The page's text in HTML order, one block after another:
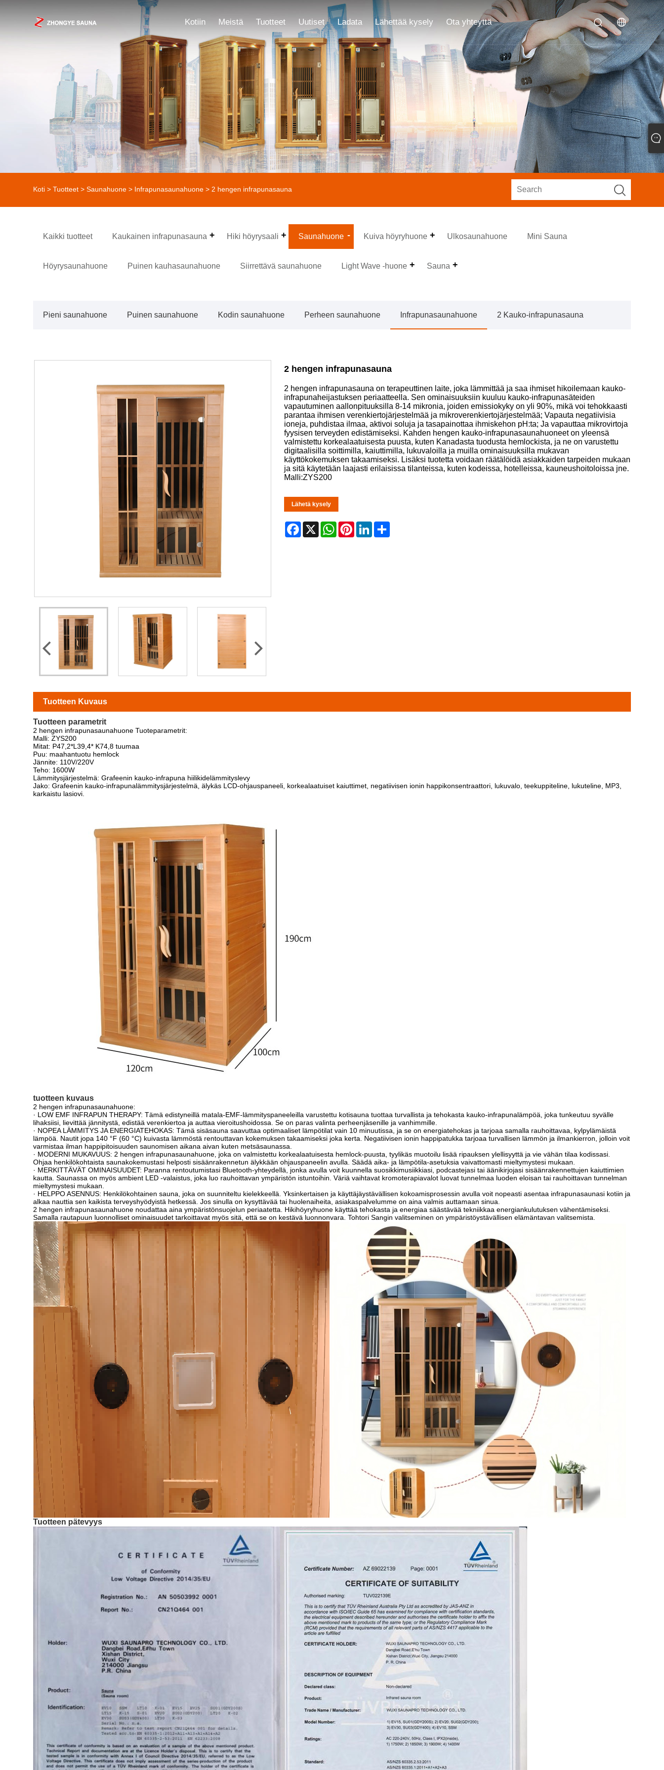
Kotiin Meistä Tuotteet Uutiset Ladata Lähettää kysely Ota yhteyttä
Koti > Tuotteet >Saunahuone > Infrapunasaunahuone > 2 hengen infrapunasauna
Kaikki tuotteet Kaukainen infrapunasauna Hiki höyrysaali Saunahuone Kuiva höyryhuone Ulkosaunahuone Mini Sauna
Höyrysaunahuone Puinen kauhasaunahuone Siirrettävä saunahuone Light Wave -huone Sauna
Pieni saunahuone Puinen saunahuone Kodin saunahuone Perheen saunahuone Infrapunasaunahuone 2 Kauko-infrapunasauna
2 hengen infrapunasauna
2 hengen infrapunasauna on terapeuttinen laite, joka lämmittää ja saa ihmiset hikoilemaan kauko-
infrapunaheijastuksen periaatteella. Sen ominaisuuksiin kuuluu kauko-infrapunasäteiden
vapautuminen aallonpituuksilla 8-14 mikronia, joiden emissiokyky on yli 90%, mikä voi tehokkaasti
parantaa ihmisen verenkiertojärjestelmää ja mikroverenkiertojärjestelmää; Vapauta negatiivisia
ioneja, puhdistaa ilmaa, aktivoi soluja ja tasapainottaa ihmiskehon pH:ta; Ja vapauttaa mikrovirtoja
fyysisen terveyden edistämiseksi. Kahden hengen kauko-infrapunasaunahuoneet on yleensä
valmistettu korkealaatuisesta puusta, kuten Kanadasta tuodusta hemlockista, ja ne on varustettu
digitaalisilla soittimilla, kaiuttimilla, lukuvaloilla ja muilla ominaisuuksilla mukavan
käyttökokemuksen takaamiseksi. Lisäksi tuotetta voidaan räätälöidä asiakkaiden tarpeiden mukaan
ja sitä käytetään laajasti erilaisissa tilanteissa, kuten kodeissa, hotelleissa, kauneushoitoloissa jne.
Malli:ZYS200
Lähetä kysely
Facebook
X WhatsApp
PinterestLinkedIn
Tuotteen Kuvaus
Tuotteen parametrit
2 hengen infrapunasaunahuone Tuoteparametrit:
Malli: ZYS200
Mitat: P47,2*L39,4* K74,8 tuumaa
Puu: maahantuotu hemlock
Jännite: 110V/220V
Teho: 1600W
Lämmitysjärjestelmä: Grafeenin kauko-infrapuna hiilikidelämmityslevy
Jako: Grafeenin kauko-infrapunalämmitysjärjestelmä, älykäs LCD-ohjauspaneeli, korkealaatuiset kaiuttimet, negatiivisen ionin happikonsentraattori, lukuvalo, teekuppiteline, lukuteline, MP3,
karkaistu lasiovi.
tuotteen kuvaus
2 hengen infrapunasaunahuone:
· LOW EMF INFRAPUN THERAPY: Tämä edistyneillä matala-EMF-lämmityspaneeleilla varustettu kotisauna tuottaa turvallista ja tehokasta kauko-infrapunalämpöä, joka tunkeutuu syvälle
lihaksiisi, lievittää jännitystä, edistää verenkiertoa ja auttaa vieroitushoidossa. Se on paras valinta perheenjäsenille ja vanhimmille.
· NOPEA LÄMMITYS JA ENERGIATEHOKAS: Tämä sisäsauna saavuttaa optimaaliset lämpötilat vain 10 minuutissa, ja se on energiatehokas ja tarjoaa samalla rauhoittavaa, kylpylämäistä
lämpöä. Nautit jopa 140 °F (60 °C) kuivasta lämmöstä rentouttavan kokemuksen takaamiseksi joka kerta. Negatiivisen ionin happipatukka tarjoaa turvallisen lämmön ja ilmankierron, jolloin voit
varmistaa ilman happipitoisuuden saunomisen aikana aivan kuten metsäsaunassa.
· MODERNI MUKAVUUS: 2 hengen infrapunasaunahuone, joka on valmistettu korkealaatuisesta hemlock-puusta, tyylikäs muotoilu lisää ripauksen ylellisyyttä ja vie vähän tilaa kodissasi.
Ohjaa henkilökohtaista saunakokemustasi helposti sisäänrakennetun älykkään ohjauspaneelin avulla. Säädä aika- ja lämpötila-asetuksia vaivattomasti mieltymystesi mukaan.
· MERKITTÄVÄT OMINAISUUDET: Paranna rentoutumistasi Bluetooth-yhteydellä, jonka avulla voit kuunnella suosikkimusiikkiasi, podcastejasi tai äänikirjojasi sisäänrakennettujen kaiuttimien
kautta. Saunassa on myös ambient LED -valaistus, joka luo rauhoittavan ympäristön istuntoihin. Väriä vaihtavat kromoterapiavalot luovat tunnelmaa luoden eloisan tai rauhoittavan tunnelman
mieltymystesi mukaan.
· HELPPO ASENNUS: Henkilökohtainen sauna, joka on suunniteltu kielekkeellä. Yksinkertaisen ja käyttäjäystävällisen kokoamisprosessin avulla voit nopeasti asentaa infrapunasaunasi kotiin ja
alkaa nauttia sen kaikista terveyshyödyistä hetkessä. Jos sinulla on kysyttävää tai huolenaiheita, asiakaspalvelumme on aina valmis auttamaan sinua.
2 hengen infrapunasaunahuone noudattaa aina ympäristönsuojelun periaatetta. Hikihöyryhuone käyttää tehokasta ja energiaa säästävää tekniikkaa energiankulutuksen vähentämiseksi.
Samalla rautapuun luonnolliset ominaisuudet tarkoittavat myös sitä, että se on kestävä luonnonvara. Tohtori Sangin valitseminen on ympäristöystävällisen elämäntavan valitsemista.
Tuotteen pätevyys